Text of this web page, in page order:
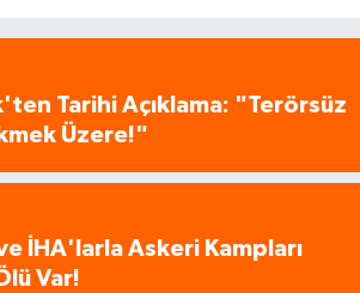
Tarihi Açıklama: "Terörsüz
Üzere!"
İHA'larla Askeri Kampları
Var!